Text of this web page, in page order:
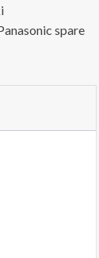
spare